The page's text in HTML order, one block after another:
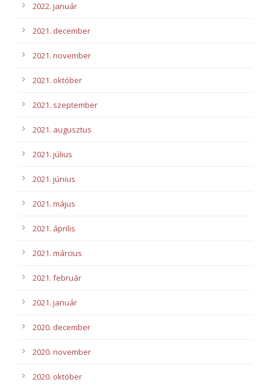
2022. január
2021. december
2021. november
2021. október
2021. szeptember
2021. augusztus
2021. július
2021. június
2021. május
2021. április
2021. március
2021. február
2021. január
2020. december
2020. november
2020. október